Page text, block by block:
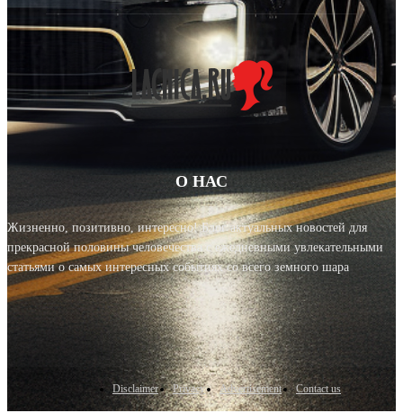
О НАС
Жизненно, позитивно, интересно! Блог актуальных новостей для
прекрасной половины человечества с ежедневными увлекательными
статьями о самых интересных событиях со всего земного шара
Disclaimer Privacy Advertisement Contact us